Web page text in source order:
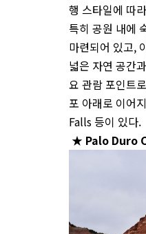
행 스타일에 따
특히 공원 내에
마련되어 있고,
넓은 자연 공간
요 관람 포인트
포 아래로 이어
Falls 등이 있다.
★ Palo Duro